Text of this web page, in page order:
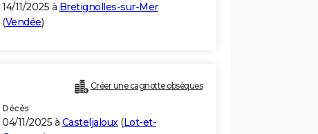
14/11/2025 à Bretignolles-sur-Mer
(Vendée)
Créer une cagnotte obsèques
Décès
04/11/2025 à Casteljaloux(Lot-et-